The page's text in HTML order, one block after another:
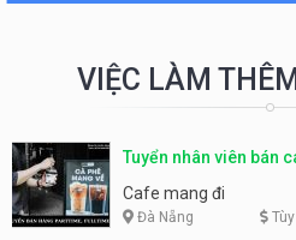
VIỆC LÀM
Tuyển nhân viên bán
Cafe mang đi
Đà Nẵng Tùy